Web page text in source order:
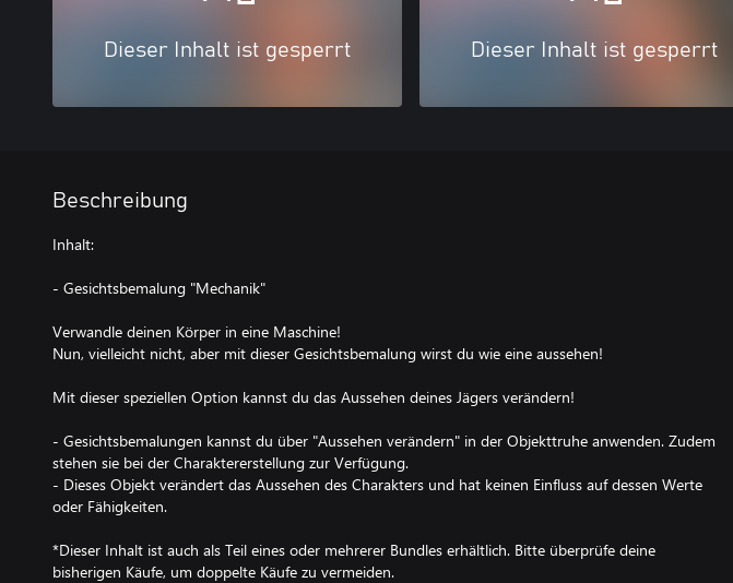
Dieser Inhalt ist gesperrt Dieser Inhalt ist gesperrt
Beschreibung
Inhalt:
- Gesichtsbemalung "Mechanik"
Verwandle deinen Körper in eine Maschine!
Nun, vielleicht nicht, aber mit dieser Gesichtsbemalung wirst du wie eine aussehen!
Mit dieser speziellen Option kannst du das Aussehen deines Jägers verändern!
- Gesichtsbemalungen kannst du über "Aussehen verändern" in der Objekttruhe anwenden. Zudem
stehen sie bei der Charaktererstellung zur Verfügung.
- Dieses Objekt verändert das Aussehen des Charakters und hat keinen Einfluss auf dessen Werte
oder Fähigkeiten.
*Dieser Inhalt ist auch als Teil eines oder mehrerer Bundles erhältlich. Bitte überprüfe deine
bisherigen Käufe, um doppelte Käufe zu vermeiden.